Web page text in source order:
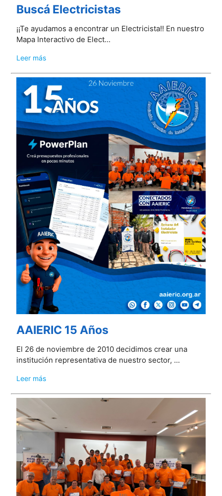
Buscá Electricistas
¡¡Te ayudamos a encontrar un Electricista!! En nuestro
Mapa Interactivo de Elect...
Leer más
AAIERIC 15 Años
El 26 de noviembre de 2010 decidimos crear una
institución representativa de nuestro sector, ...
Leer más